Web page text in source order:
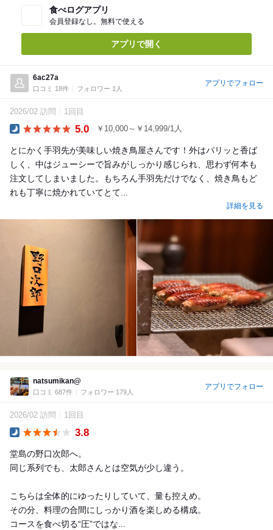
食べログアプリ
会員登録なし。無料で使える
アプリで開く
6ac27a
口コミ 18件 フォロワー 1人
アプリでフォロー
2026/02 訪問 1回目
5.0 ￥10,000～￥14,999/1人
とにかく手羽先が美味しい焼き鳥屋さんです！外はパリッと香ば
しく、中はジューシーで旨みがしっかり感じられ、思わず何本も
注文してしまいました。もちろん手羽先だけでなく、焼き鳥もど
れも丁寧に焼かれていてとて...
詳細を見る
natsumikan@
口コミ 687件 フォロワー 179人
アプリでフォロー
2026/02 訪問 1回目
3.8
堂島の野口次郎へ。
同じ系列でも、太郎さんとは空気が少し違う。
こちらは全体的にゆったりしていて、量も控えめ。
その分、料理の合間にしっかり酒を楽しめる構成。
コースを食べ切る“圧”ではな...